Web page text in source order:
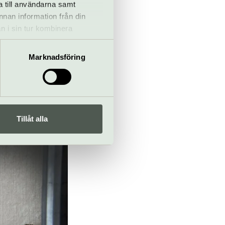
till användarna samt
information från din
i sin tur kombinera
har använt deras tjänster.
Marknadsföring
Tillåt alla
Hus. När
det vill säga
sina systrar
hjälp av
återfått sin